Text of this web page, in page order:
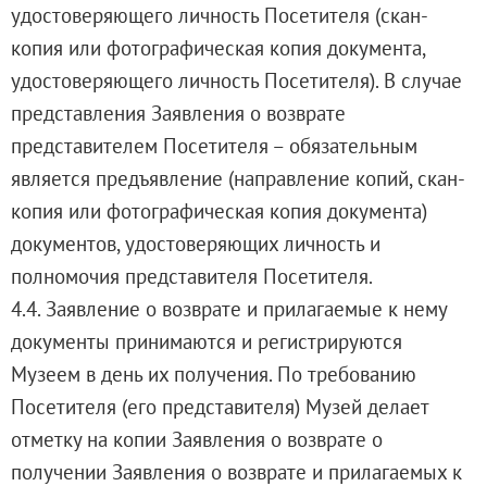
удостоверяющего личность Посетителя (скан-
копия или фотографическая копия документа,
удостоверяющего личность Посетителя). В случае
представления Заявления о возврате
представителем Посетителя – обязательным
является предъявление (направление копий, скан-
копия или фотографическая копия документа)
документов, удостоверяющих личность и
полномочия представителя Посетителя.
4.4. Заявление о возврате и прилагаемые к нему
документы принимаются и регистрируются
Музеем в день их получения. По требованию
Посетителя (его представителя) Музей делает
отметку на копии Заявления о возврате о
получении Заявления о возврате и прилагаемых к